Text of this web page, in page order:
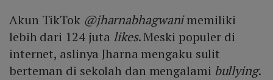
Akun TikTok @jharnabhagwanimemiliki
lebih dari 124 juta likes. Meski populer di
internet, aslinya Jharna mengaku sulit
berteman di sekolah dan mengalami bullying.